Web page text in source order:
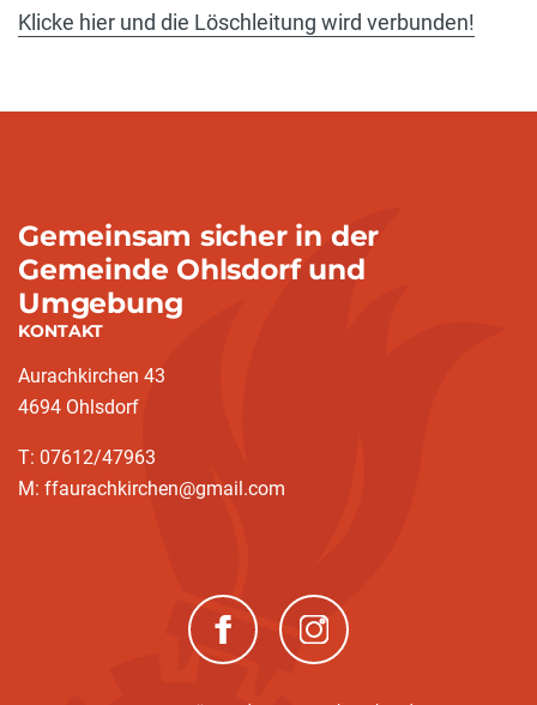
Klicke hier und die Löschleitung wird verbunden!
Gemeinsam sicher in der
Gemeinde Ohlsdorf und
Umgebung
KONTAKT
Aurachkirchen 43
4694 Ohlsdorf
T: 07612/47963
M: ffaurachkirchen@gmail.com
(neues Fenster)(neues Fenster)